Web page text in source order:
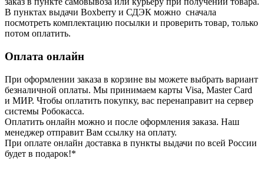
В пунктах выдачи Boxberry и СДЭК можно сначала
посмотреть комплектацию посылки и проверить товар, только
потом оплатить.
Оплата онлайн
При оформлении заказа в корзине вы можете выбрать вариант
безналичной оплаты. Мы принимаем карты Visa, Master Card
и МИР. Чтобы оплатить покупку, вас перенаправит на сервер
системы Робокасса.
Оплатить онлайн можно и после оформления заказа. Наш
менеджер отправит Вам ссылку на оплату.
При оплате онлайн доставка в пункты выдачи по всей России
будет в подарок!*